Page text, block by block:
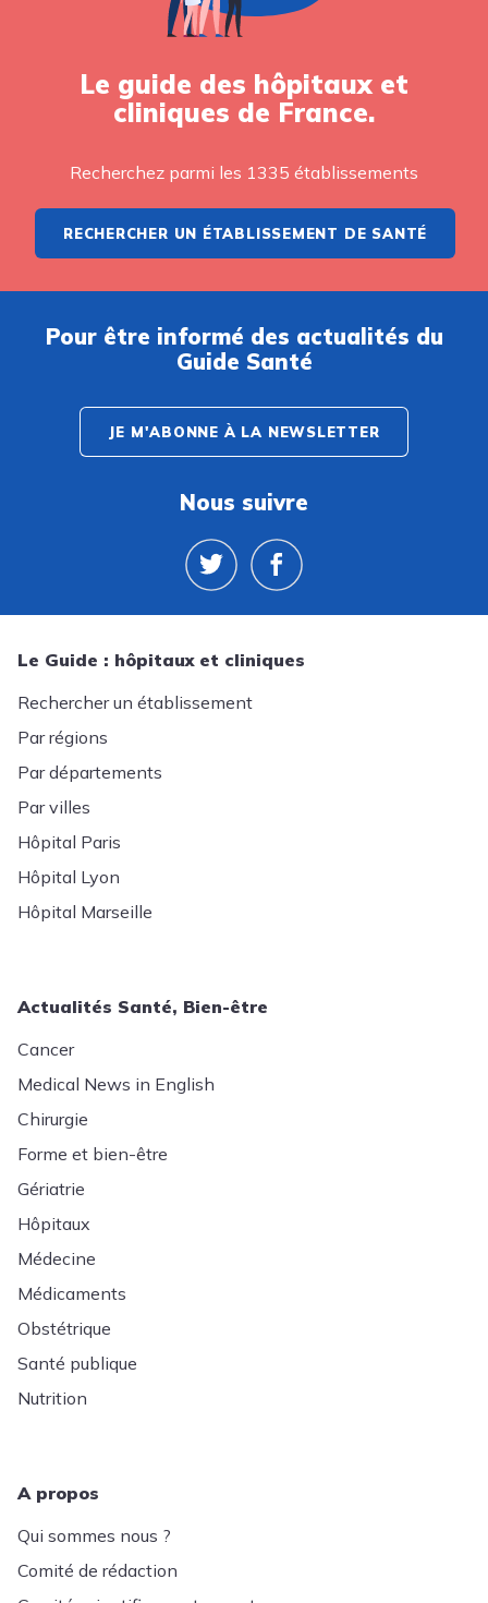
Le guide des hôpitaux et
cliniques de France.
Recherchez parmi les 1335 établissements
RECHERCHER UN ÉTABLISSEMENT DE SANTÉ
Pour être informé des actualités du
Guide Santé
JE M'ABONNE À LA NEWSLETTER
Nous suivre
Le Guide : hôpitaux et cliniques
Rechercher un établissement
Par régions
Par départements
Par villes
Hôpital Paris
Hôpital Lyon
Hôpital Marseille
Actualités Santé, Bien-être
Cancer
Medical News in English
Chirurgie
Forme et bien-être
Gériatrie
Hôpitaux
Médecine
Médicaments
Obstétrique
Santé publique
Nutrition
A propos
Qui sommes nous ?
Comité de rédaction